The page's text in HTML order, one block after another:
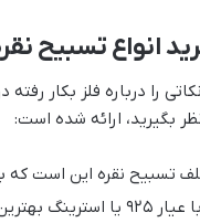
انواع تسبیح
را درباره فلز بکار
بگیرید، ارائه شده است:
تسبیح نقره این است
این جنس است؛